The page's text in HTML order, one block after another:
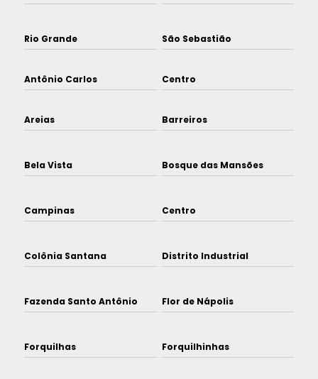
Rio Grande São Sebastião
Antônio Carlos Centro
Areias Barreiros
Bela Vista Bosque das Mansões
Campinas Centro
Colônia Santana Distrito Industrial
Fazenda Santo Antônio Flor de Nápolis
Forquilhas Forquilhinhas